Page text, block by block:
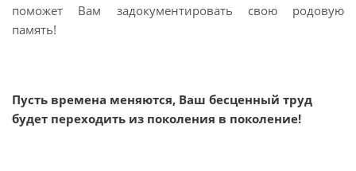
поможет Вам задокументировать свою родовую
память!
Пусть времена меняются, Ваш бесценный труд
будет переходить из поколения в поколение!